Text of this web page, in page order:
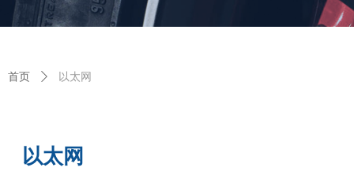
以太网
首页 ꄲ 以太网